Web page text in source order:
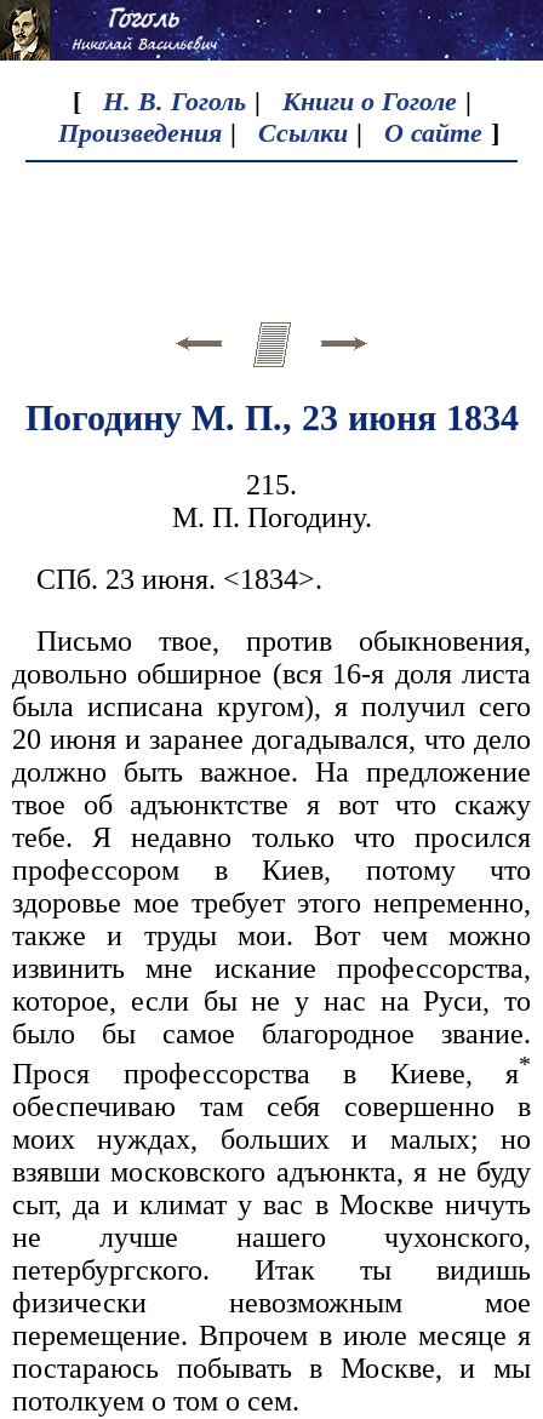
[ Н. В. Гоголь | Книги о Гоголе |
Произведения | Ссылки | О сайте ]
Погодину М. П., 23 июня 1834
215.
М. П. Погодину.
СПб. 23 июня. <1834>.
Письмо твое, против обыкновения,
довольно обширное (вся 16-я доля листа
была исписана кругом), я получил сего
20 июня и заранее догадывался, что дело
должно быть важное. На предложение
твое об адъюнктстве я вот что скажу
тебе. Я недавно только что просился
профессором в Киев, потому что
здоровье мое требует этого непременно,
также и труды мои. Вот чем можно
извинить мне искание профессорства,
которое, если бы не у нас на Руси, то
было бы самое благородное звание.
Прося профессорства в Киеве, я*
обеспечиваю там себя совершенно в
моих нуждах, больших и малых; но
взявши московского адъюнкта, я не буду
сыт, да и климат у вас в Москве ничуть
не лучше нашего чухонского,
петербургского. Итак ты видишь
физически невозможным мое
перемещение. Впрочем в июле месяце я
постараюсь побывать в Москве, и мы
потолкуем о том о сем.